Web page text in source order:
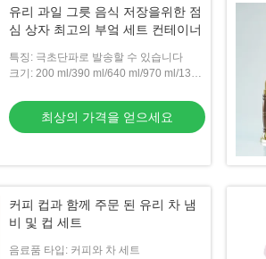
유리 꽃잔
유리 과일 그릇 음식 저장을위한 점
심 상자 최고의 부엌 세트 컨테이너
특징: 극초단파로 발송할 수 있습니다
크기: 200 ml/390 ml/640 ml/970 ml/1300
최상의 가격을 얻으세요
커피 컵과 함께 주문 된 유리 차 냄
비 및 컵 세트
음료품 타입: 커피와 차 세트